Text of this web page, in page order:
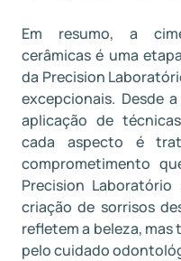
Em resumo, a
cerâmicas é uma
da Precision
excepcionais. Desde
aplicação de
cada aspecto é
comprometimento
Precision
criação de sorrisos
refletem a beleza, mas
pelo cuidado